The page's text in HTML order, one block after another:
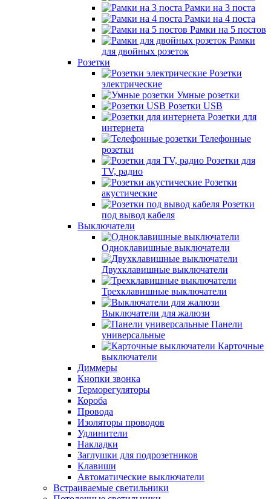
Рамки на 3 поста
Рамки на 4 поста
Рамки на 5 постов
Рамки
для двойных розеток
Розетки
Розетки
электрические
Умные розетки
Розетки USB
Розетки для
интернета
Телефонные
розетки
Розетки для
TV, радио
Розетки
акустические
Розетки
под вывод кабеля
Выключатели
Одноклавишные выключатели
Двухклавишные выключатели
Трехклавишные выключатели
Выключатели для жалюзи
Панели
универсальные
Карточные
выключатели
Диммеры
Кнопки звонка
Терморегуляторы
Короба
Провода
Изоляторы проводов
Удлинители
Накладки
Заглушки для подрозетников
Клавиши
Автоматические выключатели
Встраиваемые светильники